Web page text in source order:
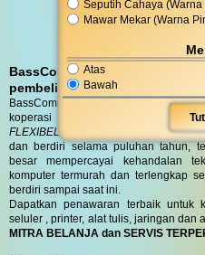
Seputih Cahaya (Warna
Mawar Mekar (Warna
Atas
Bawah
BassComp melayani servis
pembelian DO (Delivery Order)
BassComp juga melayani servis
koperasi dan perusahaan dengan
FLEXIBEL sesuai kebutuhan anda.
dan berdiri selama puluhan tahun,
besar mempercayai kehandalan
komputer termurah dan terlengkap
berdiri sampai saat ini.
Dapatkan penawaran terbaik untuk
seluler , printer, alat tulis, jaringan dan
MITRA BELANJA dan SERVIS